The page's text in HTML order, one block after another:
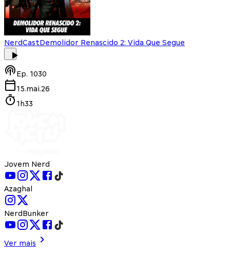
NerdCastDemolidor Renascido 2: Vida Que Segue
Ep. 1030
15.mai.26
1h33
Jovem Nerd
Azaghal
NerdBunker
Ver mais